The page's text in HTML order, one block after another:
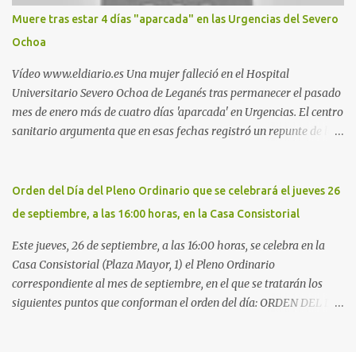
Móstoles También en el parque de la Hispanidad, situado frente a
la Policía Local de Leganés de la calle Chile, 1, y junto al
cementerio de Butarque". Más información
Muere tras estar 4 días "aparcada" en las Urgencias del Severo
Ochoa
Vídeo www.eldiario.es Una mujer falleció en el Hospital
Universitario Severo Ochoa de Leganés tras permanecer el pasado
mes de enero más de cuatro días 'aparcada' en Urgencias. El centro
sanitario argumenta que en esas fechas registró un repunte de las
arritmia y agravamiento de su dolencia por culpa de un resfriado.
Por ello, la ingresaron a finales del año pasado en el Hospital
cama, en el pasillo, sin mantas y sin poder descansar. Su hija, que
ha denunciado el caso y que grabó un vídeo de la situación
extrema, aseguró que los pasillos estaban repletos de enfermos y
que faltaban médicos por las vacaciones de Navidad, además de
Orden del Día del Pleno Ordinario que se celebrará el jueves 26
de septiembre, a las 16:00 horas, en la Casa Consistorial
Este jueves, 26 de septiembre, a las 16:00 horas, se celebra en la
Casa Consistorial (Plaza Mayor, 1) el Pleno Ordinario
correspondiente al mes de septiembre, en el que se tratarán los
siguientes puntos que conforman el orden del día: ORDEN DEL DÍA